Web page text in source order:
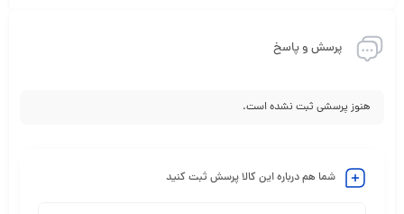
پرسش و پاسخ
هنوز پرسشی ثبت نشده است.
شما هم درباره این کالا پرسش ثبت کنید